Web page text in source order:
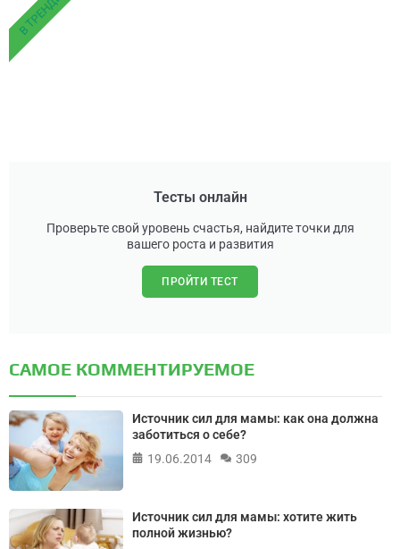
Тесты онлайн
Проверьте свой уровень счастья, найдите точки для
вашего роста и развития
ПРОЙТИ ТЕСТ
В ТРЕНДЕ
САМОЕ КОММЕНТИРУЕМОЕ
Источник сил для мамы: как она должна
заботиться о себе?
19.06.2014
309
Источник сил для мамы: хотите жить
полной жизнью?